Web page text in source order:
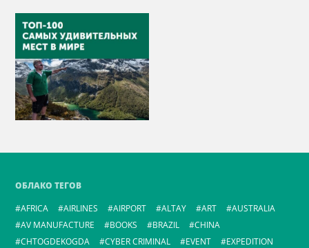
ОБЛАКО ТЕГОВ
AFRICA
AIRLINES AIRPORT ALTAY ART
AUSTRALIA
AV MANUFACTURE
BOOKS BRAZIL
CHINA
CHTOGDEKOGDA
CYBER CRIMINAL EVENT
EXPEDITION